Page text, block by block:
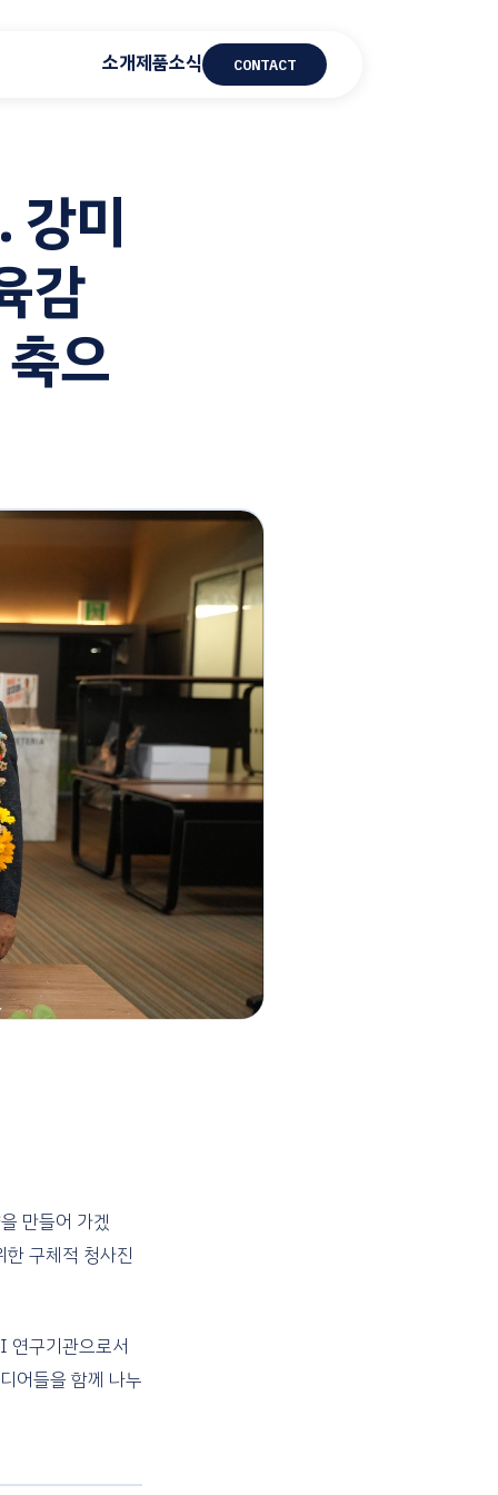
소개제품소식 CONTACT
미
감
으
만들어 가겠
구체적 청사진
연구기관으로서
어들을 함께 나누